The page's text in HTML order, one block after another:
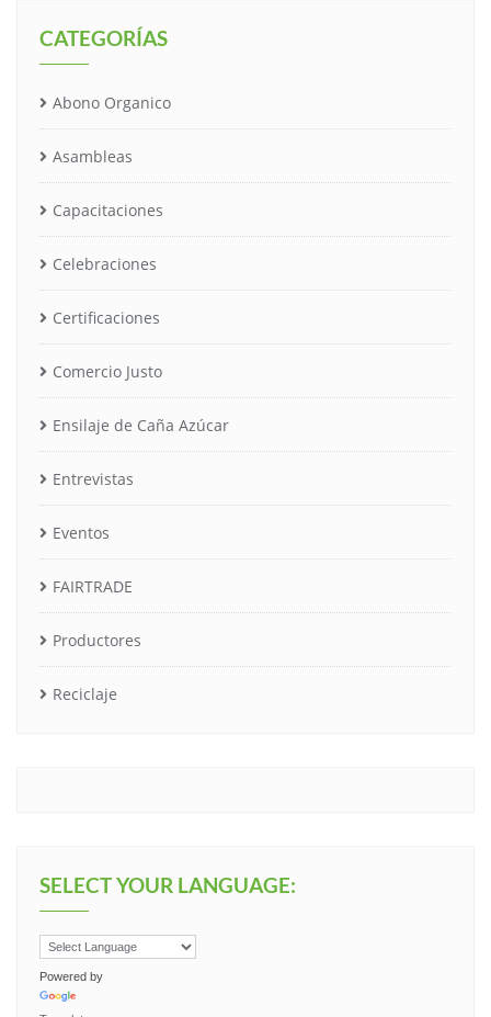
CATEGORÍAS
Abono Organico
Asambleas
Capacitaciones
Celebraciones
Certificaciones
Comercio Justo
Ensilaje de Caña Azúcar
Entrevistas
Eventos
FAIRTRADE
Productores
Reciclaje
SELECT YOUR LANGUAGE:
Powered by